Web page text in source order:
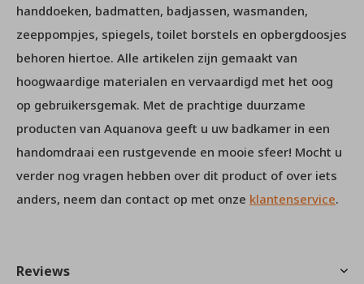
handdoeken, badmatten, badjassen, wasmanden,
zeeppompjes, spiegels, toilet borstels en opbergdoosjes
behoren hiertoe. Alle artikelen zijn gemaakt van
hoogwaardige materialen en vervaardigd met het oog
op gebruikersgemak. Met de prachtige duurzame
producten van Aquanova geeft u uw badkamer in een
handomdraai een rustgevende en mooie sfeer! Mocht u
verder nog vragen hebben over dit product of over iets
anders, neem dan contact op met onze klantenservice.
Reviews